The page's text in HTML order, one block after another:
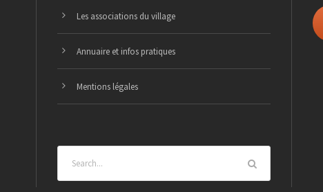
Les associations du village
Annuaire et infos pratiques
Mentions légales